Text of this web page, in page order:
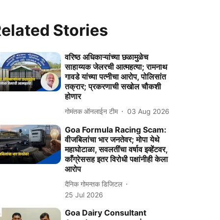
Stories
वरिष्‍ठ अधिकाऱ्यांच्या छळामुळेच
साहाय्यक जेलरची आत्महत्या; रामनाथ
गावडे यांच्‍या पत्नीचा आरोप, पोलिसांत
तक्रार; प्रकरणाची सखोल चौकशी
होणार
गोमंतक ऑनलाईन टीम 03 Aug 2026
Goa Formula Racing Scam:
वीजबिलांचा भार जनतेवर; मोपा येथे
महाघोटाळा, सवलतींचा वर्षाव इव्हेंटवर,
काँग्रेससह इतर विरोधी पक्षांनीही केला
आरोप
दैनिक गोमन्तक डिजिटल
25 Jul 2026
Goa Dairy Consultant